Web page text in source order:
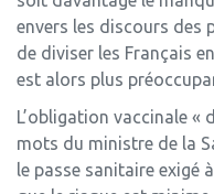
envers les discours des
de diviser les Français
est alors plus
L’obligation vaccinale «
mots du ministre de la
le passe sanitaire exigé